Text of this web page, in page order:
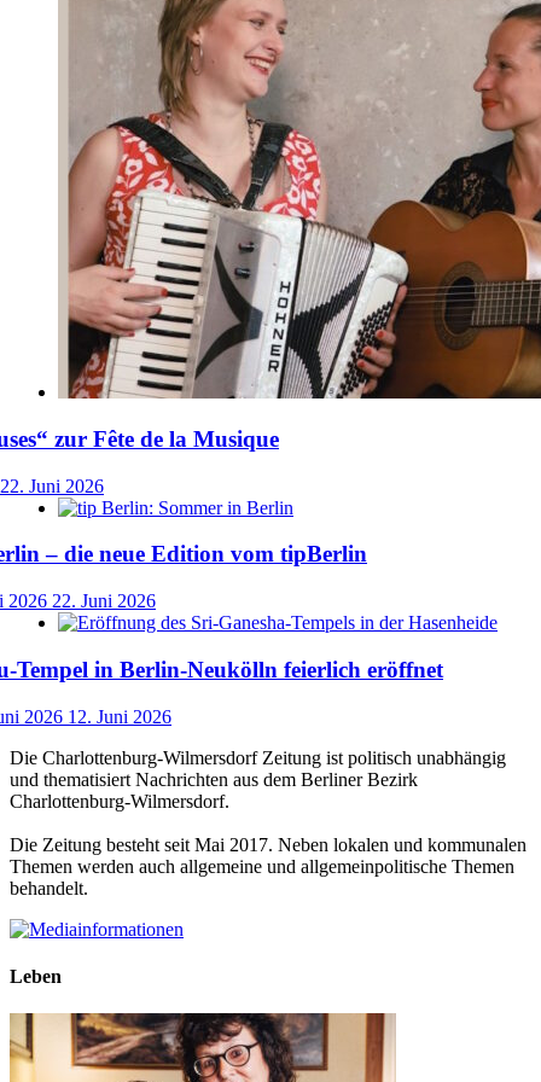
zur Fête de la Musique
22. Juni 2026
– die neue Edition vom tipBerlin
2026 22. Juni 2026
Tempel in Berlin-Neukölln feierlich eröffnet
2026 12. Juni 2026
Die Charlottenburg-Wilmersdorf Zeitung ist politisch unabhängig
und thematisiert Nachrichten aus dem Berliner Bezirk
Charlottenburg-Wilmersdorf.
Die Zeitung besteht seit Mai 2017. Neben lokalen und kommunalen
Themen werden auch allgemeine und allgemeinpolitische Themen
behandelt.
Leben